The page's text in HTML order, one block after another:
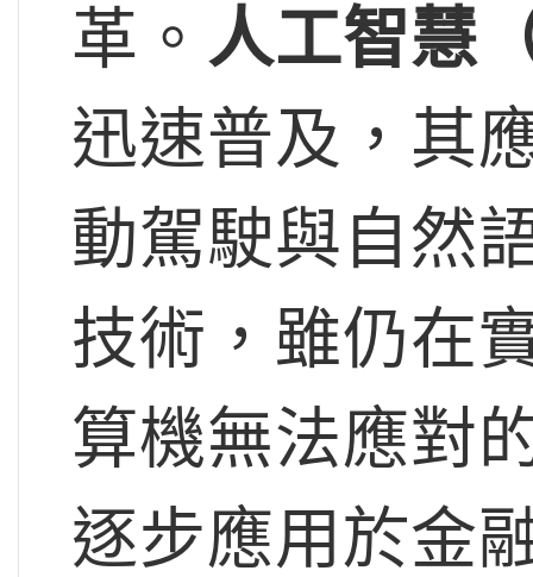
革。 人工智慧
迅速普及，其
動駕駛與自然
技術，雖仍在
算機無法應對
逐步應用於金